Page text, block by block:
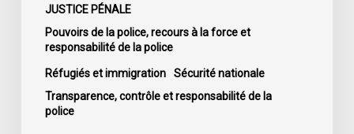
JUSTICE PÉNALE
Pouvoirs de la police, recours à la force et
responsabilité de la police
Réfugiés et immigration
Sécurité nationale
Transparence, contrôle et responsabilité de la
police
services
frontaliers